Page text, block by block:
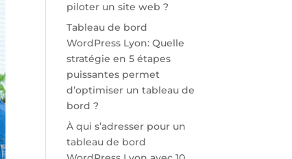
piloter un site web ?
Tableau de bord
WordPress Lyon: Quelle
stratégie en 5 étapes
puissantes permet
d’optimiser un tableau de
bord ?
À qui s’adresser pour un
tableau de bord